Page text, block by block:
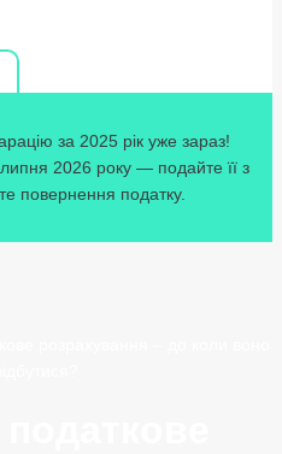
за 2025 рік уже зараз!
2026 року — подайте її з
повернення податку.